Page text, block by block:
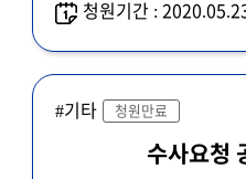
청원기간 :
#기타 청원만료
수사요청